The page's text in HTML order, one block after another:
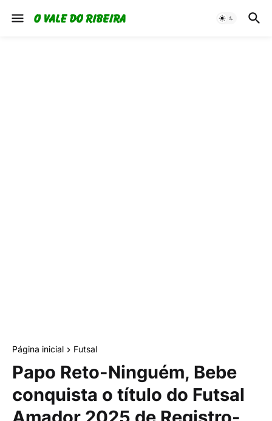
Página inicial Futsal
Papo Reto-Ninguém, Bebe
conquista o título do Futsal